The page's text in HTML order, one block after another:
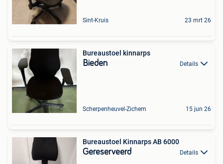
Sint-Kruis 23 mrt 26
Bureaustoel kinnarps
Bieden Details
Scherpenheuvel-Zichem 15 jun 26
Bureaustoel Kinnarps AB 6000
Gereserveerd Details